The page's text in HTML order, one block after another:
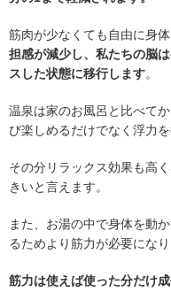
筋肉が少なくても自由に身
担感が減少し、私たちの脳
スした状態に移行します。
温泉は家のお風呂と比べて
び楽しめるだけでなく浮力
その分リラックス効果も高
きいと言えます。
また、お湯の中で身体を動
るためより筋力が必要になり
筋力は使えば使った分だけ